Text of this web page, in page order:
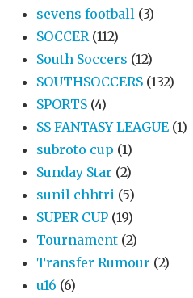
sevens football (3)
SOCCER (112)
South Soccers (12)
SOUTHSOCCERS (132)
SPORTS (4)
SS FANTASY LEAGUE (1)
subroto cup (1)
Sunday Star (2)
sunil chhtri (5)
SUPER CUP (19)
Tournament (2)
Transfer Rumour (2)
u16 (6)